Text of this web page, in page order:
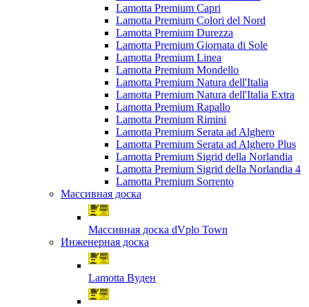
Lamotta Premium Capri
Lamotta Premium Colori del Nord
Lamotta Premium Durezza
Lamotta Premium Giornata di Sole
Lamotta Premium Linea
Lamotta Premium Mondello
Lamotta Premium Natura dell'Italia
Lamotta Premium Natura dell'Italia Extra
Lamotta Premium Rapallo
Lamotta Premium Rimini
Lamotta Premium Serata ad Alghero
Lamotta Premium Serata ad Alghero Plus
Lamotta Premium Sigrid della Norlandia
Lamotta Premium Sigrid della Norlandia 4
Lamotta Premium Sorrento
Массивная доска
Массивная доска dVplo Town
Инженерная доска
Lamotta Вуден